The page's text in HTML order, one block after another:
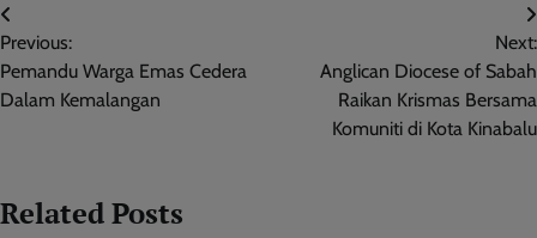
Post
navigation
Previous:
Pemandu Warga Emas Cedera
Dalam Kemalangan
Next:
Anglican Diocese of Sabah
Raikan Krismas Bersama
Komuniti di Kota Kinabalu
Related Posts